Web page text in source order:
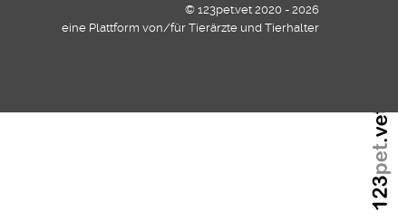
© 123pet.vet 2020 - 2026
eine Plattform von/für Tierärzte und Tierhalter